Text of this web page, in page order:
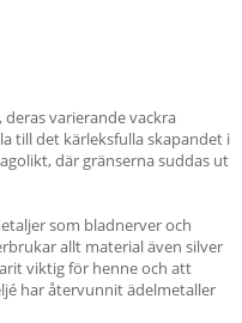
varierande vackra
till det kärleksfulla skapandet i
där gränserna suddas ut
som bladnerver och
allt material även silver
viktig för henne och att
har återvunnit ädelmetaller